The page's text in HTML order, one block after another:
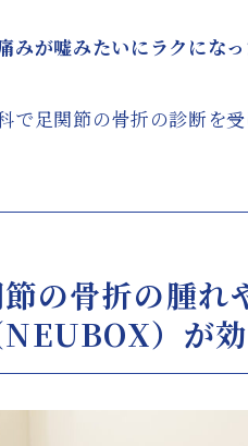
みが嘘みたいにラクになっ
で足関節の骨折の診断を
の骨折の腫れ
）が